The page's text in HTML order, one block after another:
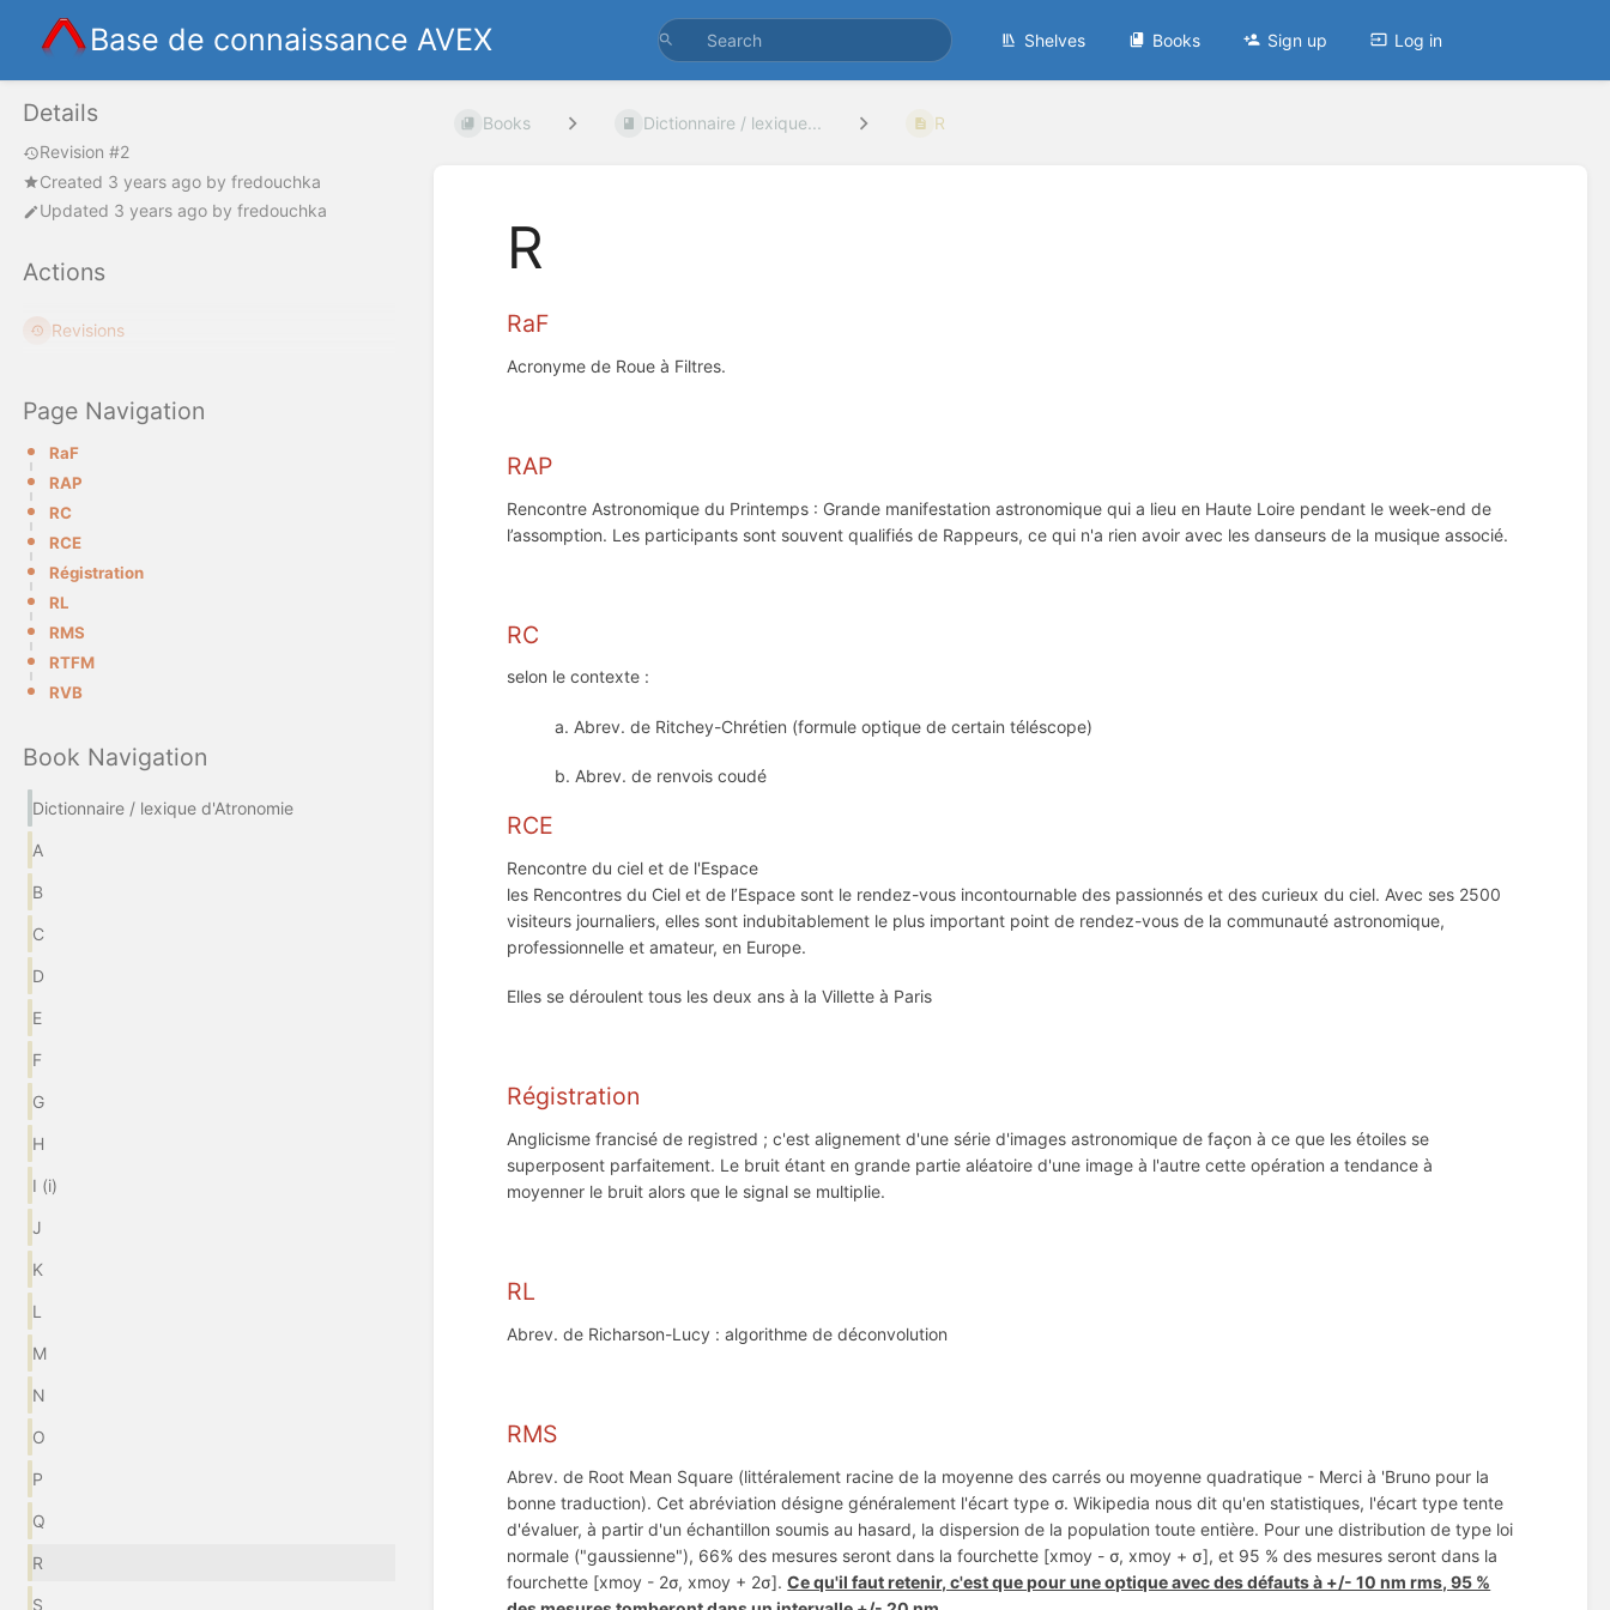
Base de connaissance AVEX Shelves Books Sign up Log in
Details
Revision #2
Created 3 years ago by fredouchka
Updated 3 years ago by fredouchka
Actions
Revisions
Page Navigation
RaF
RAP
RC
RCE
Régistration
RL
RMS
RTFM
RVB
Book Navigation
Dictionnaire / lexique d'Atronomie
A
B
C
D
E
F
G
H
I (i)
J
K
L
M
N
O
P
Q
R
S
Books Dictionnaire / lexique... R
R
RaF
Acronyme de Roue à Filtres.
RAP
Rencontre Astronomique du Printemps : Grande manifestation astronomique qui a lieu en Haute Loire pendant le week-end de
l’assomption. Les participants sont souvent qualifiés de Rappeurs, ce qui n'a rien avoir avec les danseurs de la musique associé.
RC
selon le contexte :
a. Abrev. de Ritchey-Chrétien (formule optique de certain téléscope)
b. Abrev. de renvois coudé
RCE
Rencontre du ciel et de l'Espace
les Rencontres du Ciel et de l’Espace sont le rendez-vous incontournable des passionnés et des curieux du ciel. Avec ses 2500
visiteurs journaliers, elles sont indubitablement le plus important point de rendez-vous de la communauté astronomique,
professionnelle et amateur, en Europe.
Elles se déroulent tous les deux ans à la Villette à Paris
Régistration
Anglicisme francisé de registred ; c'est alignement d'une série d'images astronomique de façon à ce que les étoiles se
superposent parfaitement. Le bruit étant en grande partie aléatoire d'une image à l'autre cette opération a tendance à
moyenner le bruit alors que le signal se multiplie.
RL
Abrev. de Richarson-Lucy : algorithme de déconvolution
RMS
Abrev. de Root Mean Square (littéralement racine de la moyenne des carrés ou moyenne quadratique - Merci à 'Bruno pour la
bonne traduction). Cet abréviation désigne généralement l'écart type σ. Wikipedia nous dit qu'en statistiques, l'écart type tente
d'évaluer, à partir d'un échantillon soumis au hasard, la dispersion de la population toute entière. Pour une distribution de type loi
normale ("gaussienne"), 66% des mesures seront dans la fourchette [xmoy - σ, xmoy + σ], et 95 % des mesures seront dans la
fourchette [xmoy - 2σ, xmoy + 2σ].Ce qu'il faut retenir, c'est que pour une optique avec des défauts à +/- 10 nm rms, 95 %